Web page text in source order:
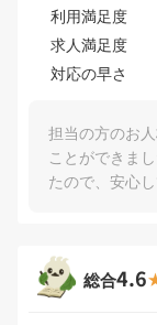
利用満足度
求人満足度
対応の早さ
担当の方のお
ことができま
たので、安心
総合4.6